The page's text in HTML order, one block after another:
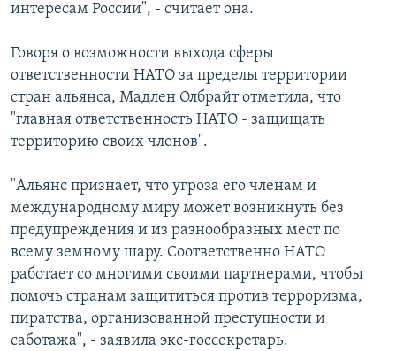
интересам России", - считает она.
Говоря о возможности выхода сферы
ответственности НАТО за пределы территории
стран альянса, Мадлен Олбрайт отметила, что
"главная ответственность НАТО - защищать
территорию своих членов".
"Альянс признает, что угроза его членам и
международному миру может возникнуть без
предупреждения и из разнообразных мест по
всему земному шару. Соответственно НАТО
работает со многими своими партнерами, чтобы
помочь странам защититься против терроризма,
пиратства, организованной преступности и
саботажа", - заявила экс-госсекретарь.